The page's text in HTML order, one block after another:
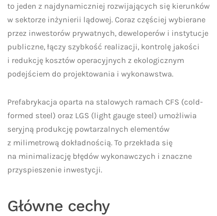
to jeden z najdynamiczniej rozwijających się kierunków
w sektorze inżynierii lądowej. Coraz częściej wybierane
przez inwestorów prywatnych, deweloperów i instytucje
publiczne, łączy szybkość realizacji, kontrolę jakości
i redukcję kosztów operacyjnych z ekologicznym
podejściem do projektowania i wykonawstwa.
Prefabrykacja oparta na stalowych ramach CFS (cold-
formed steel) oraz LGS (light gauge steel) umożliwia
seryjną produkcję powtarzalnych elementów
z milimetrową dokładnością. To przekłada się
na minimalizację błędów wykonawczych i znaczne
przyspieszenie inwestycji.
Główne cechy